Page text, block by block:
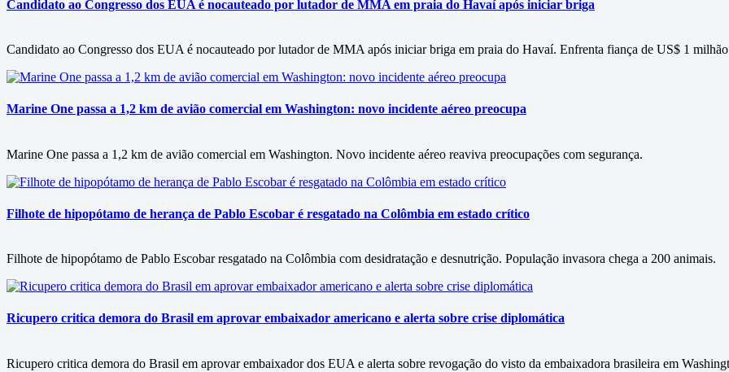
Candidato ao Congresso dos EUA é nocauteado por lutador de MMA em praia do Havaí após iniciar briga
Candidato ao Congresso dos EUA é nocauteado por lutador de MMA após iniciar briga em praia do Havaí. Enfrenta fiança de US$ 1
Marine One passa a 1,2 km de avião comercial em Washington: novo incidente aéreo preocupa
Marine One passa a 1,2 km de avião comercial em Washington. Novo incidente aéreo reaviva preocupações com segurança.
Filhote de hipopótamo de herança de Pablo Escobar é resgatado na Colômbia em estado crítico
Filhote de hipopótamo de Pablo Escobar resgatado na Colômbia com desidratação e desnutrição. População invasora chega a 200 animais.
Ricupero critica demora do Brasil em aprovar embaixador americano e alerta sobre crise diplomática
Ricupero critica demora do Brasil em aprovar embaixador dos EUA e alerta sobre revogação do visto da embaixadora brasileira em